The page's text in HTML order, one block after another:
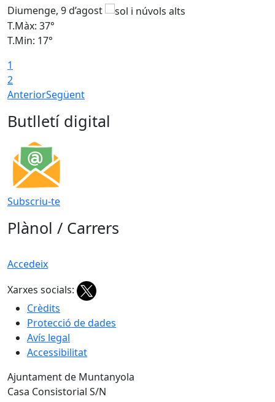
Diumenge, 9 d’agost
T.Màx: 37°
T.Min: 17°
1
2
AnteriorSegüent
Butlletí digital
Subscriu-te
Plànol / Carrers
Accedeix
Xarxes socials:
Crèdits
Protecció de dades
Avís legal
Accessibilitat
Ajuntament de Muntanyola
Casa Consistorial S/N